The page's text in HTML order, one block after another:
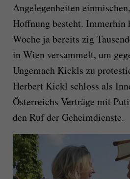
Angelegenheiten
Hoffnung besteht. Immerhin
Woche ja bereits zig
in Wien versammelt, um
Ungemach Kickls zu
Herbert Kickl schloss als
Österreichs Verträge mit
den Ruf der Geheimdienste.